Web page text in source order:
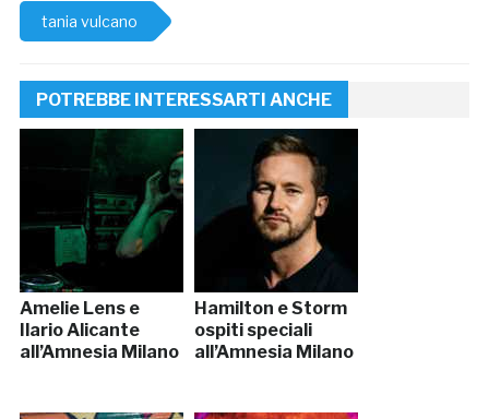
tania vulcano
POTREBBE INTERESSARTI ANCHE
Amelie Lens e
Ilario Alicante
all’Amnesia Milano
Hamilton e Storm
ospiti speciali
all’Amnesia Milano